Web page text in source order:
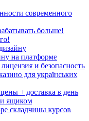
современного
больше!
на платформе
и безопасность
для українських
+ доставка в день
ящиком
складчины курсов